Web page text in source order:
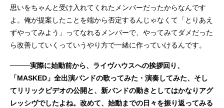
思いをちゃんと受け入れてくれたメンバーだったからなんです
よ。俺が提案したことを端から否定するんじゃなくて「とりあえ
ずやってみよう」ってなれるメンバーで、やってみてダメだった
ら改善していくっていうやり方で一緒に作っていけるんです。
────実際に始動前から、ライヴハウスへの挨拶回り、
「MASKED」全出演バンドの歌ってみた・演奏してみた、そし
てリリックビデオの公開と、新バンドの動きとしてはかなりアグ
レッシヴでしたよね。改めて、始動までの日々を振り返ってみる